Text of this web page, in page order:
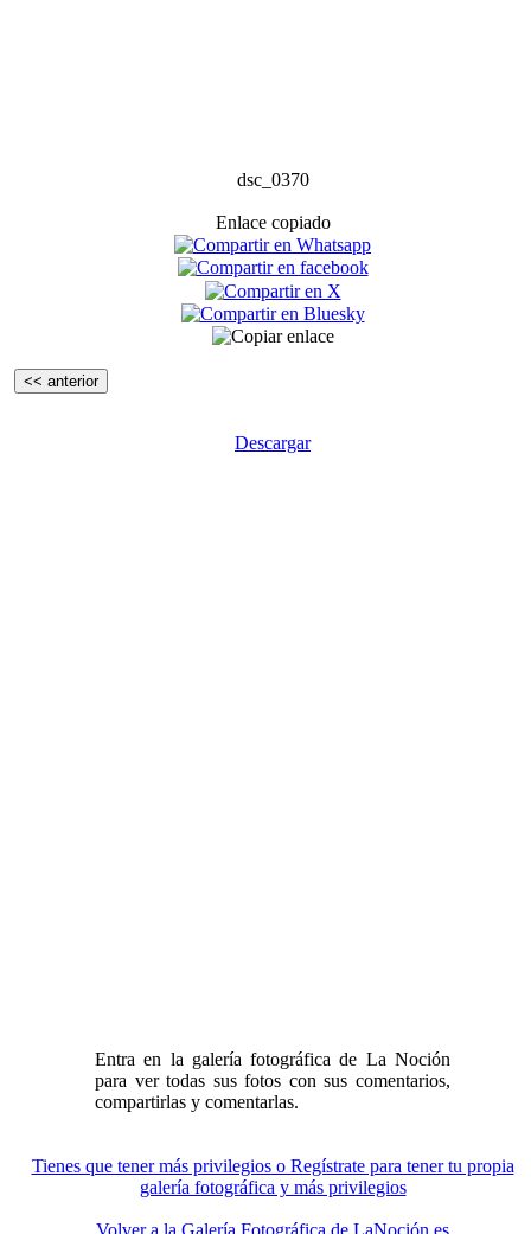
dsc_0370
Enlace copiado
<< anterior
Descargar
Entra en la galería fotográfica de La Noción
para ver todas sus fotos con sus comentarios,
compartirlas y comentarlas.
Tienes que tener más privilegios o Regístrate para tener tu propia
galería fotográfica y más privilegios